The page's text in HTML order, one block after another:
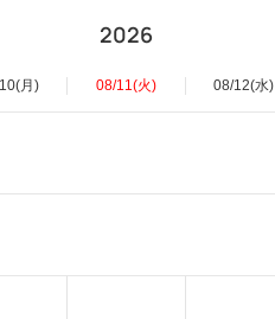
2026
月) 08/11(火) 08/12(水)